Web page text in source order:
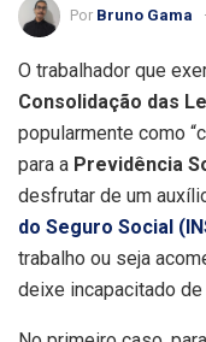
Por Bruno Gama
O trabalhador que
Consolidação das
popularmente como
para a Previdência
desfrutar de um
do Seguro Social
trabalho ou seja
deixe incapacitado de